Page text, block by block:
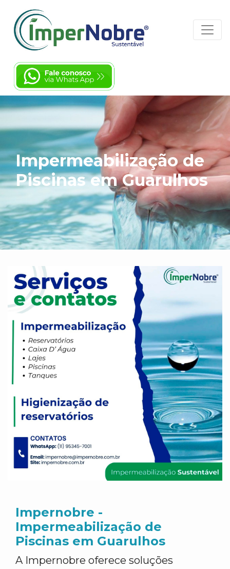
Impermeabilização de
Piscinas em Guarulhos
Impernobre -
Impermeabilização de
Piscinas em Guarulhos
A Impernobre oferece soluções